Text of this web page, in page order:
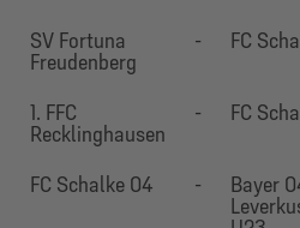
SV Fortuna
Freudenberg
- FC
1. FFC
Recklinghausen
- FC
FC Schalke 04 -
Bayer